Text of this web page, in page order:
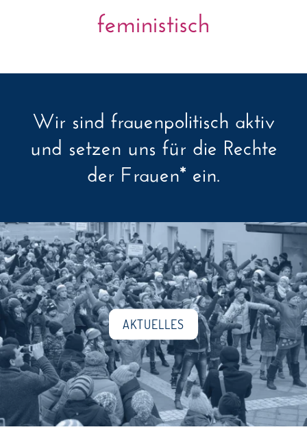
feministisch
Wir sind frauenpolitisch aktiv
und setzen uns für die Rechte
der Frauen* ein.
AKTUELLES